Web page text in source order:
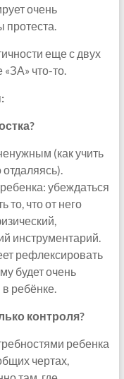
очень
еще с двух
«ЗА» что-то.
(как учить
убеждаться
то, что от него
инструментарий.
рефлексировать
будет очень
в ребёнке.
контроля?
ребенка
чертах,